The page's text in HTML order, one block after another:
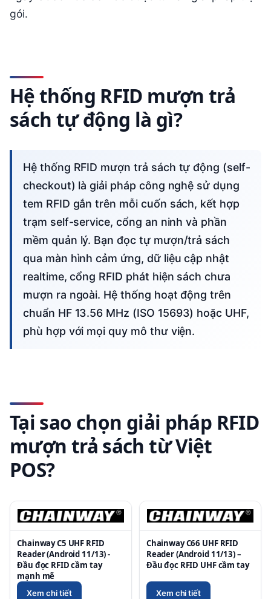
gói.
Hệ thống RFID mượn trả
sách tự động là gì?
Hệ thống RFID mượn trả sách tự động (self-
checkout) là giải pháp công nghệ sử dụng
tem RFID gắn trên mỗi cuốn sách, kết hợp
trạm self-service, cổng an ninh và phần
mềm quản lý. Bạn đọc tự mượn/trả sách
qua màn hình cảm ứng, dữ liệu cập nhật
realtime, cổng RFID phát hiện sách chưa
mượn ra ngoài. Hệ thống hoạt động trên
chuẩn HF 13.56 MHz (ISO 15693) hoặc UHF,
phù hợp với mọi quy mô thư viện.
Tại sao chọn giải pháp RFID
mượn trả sách từ Việt
POS?
Chainway C5 UHF RFID
Reader (Android 11/13) -
Đầu đọc RFID cầm tay
mạnh mẽ
Xem chi tiết
Chainway C66 UHF RFID
Reader (Android 11/13) –
Đầu đọc RFID UHF cầm tay
Xem chi tiết